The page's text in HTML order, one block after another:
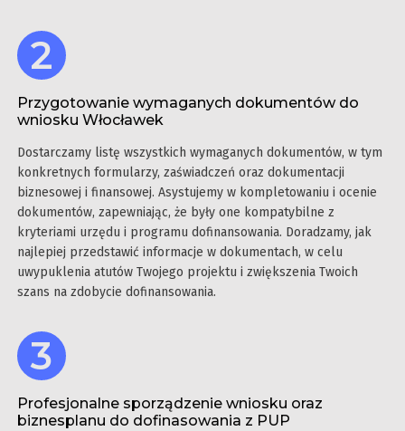
Przygotowanie wymaganych dokumentów do
wniosku Włocławek
Dostarczamy listę wszystkich wymaganych dokumentów, w tym
konkretnych formularzy, zaświadczeń oraz dokumentacji
biznesowej i finansowej. Asystujemy w kompletowaniu i ocenie
dokumentów, zapewniając, że były one kompatybilne z
kryteriami urzędu i programu dofinansowania. Doradzamy, jak
najlepiej przedstawić informacje w dokumentach, w celu
uwypuklenia atutów Twojego projektu i zwiększenia Twoich
szans na zdobycie dofinansowania.
Profesjonalne sporządzenie wniosku oraz
biznesplanu do dofinasowania z PUP